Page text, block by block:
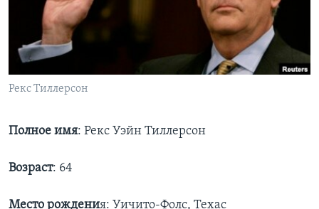
Learning English
СОЦИАЛЬНЫЕ СЕТИ
Языки
Рекс Тиллерсон
Полное имя: Рекс Уэйн Тиллерсон
Возраст: 64
Место рождения: Уичито-Фолс, Техас